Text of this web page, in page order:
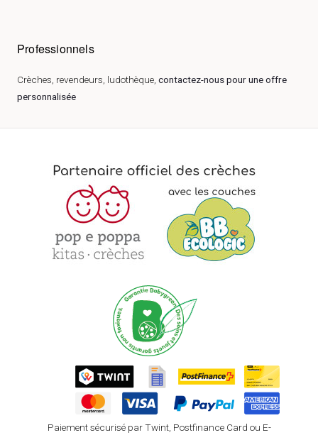
Professionnels
Crèches, revendeurs, ludothèque, contactez-nous pour une offre
personnalisée
Paiement sécurisé par Twint, Postfinance Card ou E-